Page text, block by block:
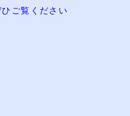
ご覧ください